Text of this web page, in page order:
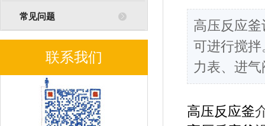
常见问题
联系我们
高压反应
可进行搅
力表、进
高压反应釜